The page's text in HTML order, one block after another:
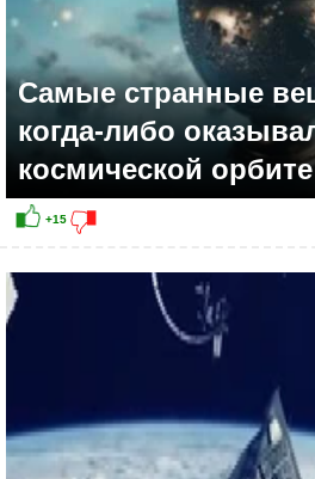
Самые странные
когда-либо
космической орбите